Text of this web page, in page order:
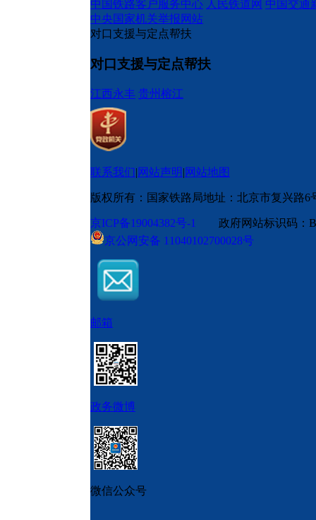
中国铁路客户服务中心 人民铁道网 中国交通
中央国家机关举报网站
对口支援与定点帮扶
对口支援与定点帮扶
江西永丰 贵州榕江
联系我们|网站声明|网站地图
版权所有：国家铁路局地址：北京市复兴路6
京ICP备19004382号-1
政府网站标识码
京公网安备 11040102700028号
邮箱
政务微博
微信公众号